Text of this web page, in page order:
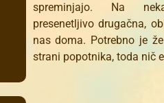
spreminjajo. Na
presenetljivo drugačna,
nas doma. Potrebno je
strani popotnika, toda nič